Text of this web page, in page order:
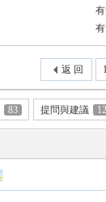
返 回
83 提問與建議 12